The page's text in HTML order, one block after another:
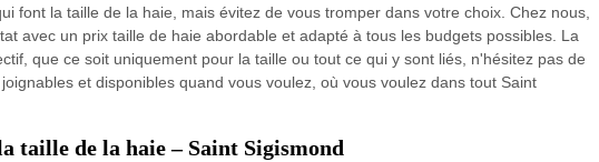
font la taille de la haie, mais évitez de vous tromper dans votre choix. Chez nous,
avec un prix taille de haie abordable et adapté à tous les budgets possibles. La
que ce soit uniquement pour la taille ou tout ce qui y sont liés, n'hésitez pas de
et disponibles quand vous voulez, où vous voulez dans tout Saint
taille de la haie – Saint Sigismond